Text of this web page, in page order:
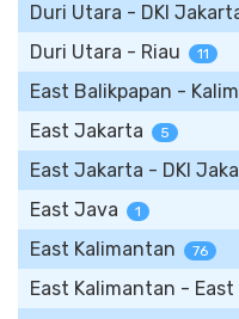
Duri Utara - DKI
Duri Utara - Riau 11
East Balikpapan -
East Jakarta 5
East Jakarta - DKI
East Java 1
East Kalimantan 76
East Kalimantan -